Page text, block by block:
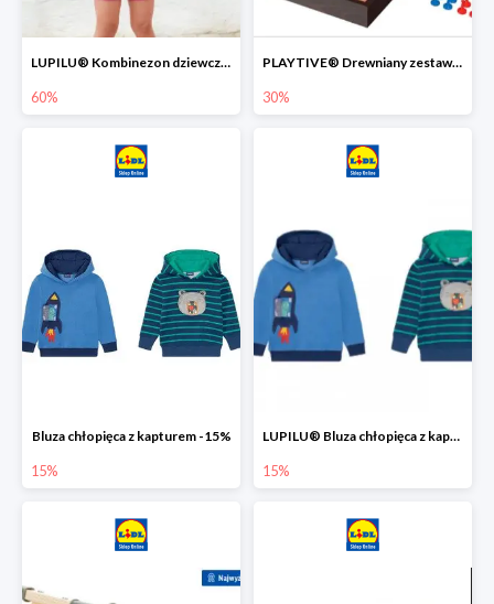
LUPILU® Kombinezon dziewczęcy z bawełny
60%
PLAYTIVE® Drewniany zestaw gier 10 w 1
30%
Bluza chłopięca z kapturem -15%
15%
LUPILU® Bluza chłopięca z kapturem
15%